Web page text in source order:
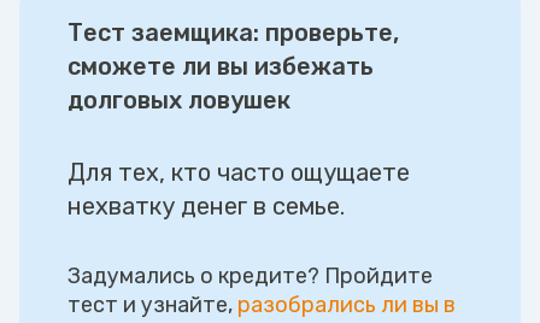
Тест заемщика: проверьте,
сможете ли вы избежать
долговых ловушек
Для тех, кто часто ощущаете
нехватку денег в семье.
Задумались о кредите? Пройдите
тест и узнайте, разобрались ли вы в